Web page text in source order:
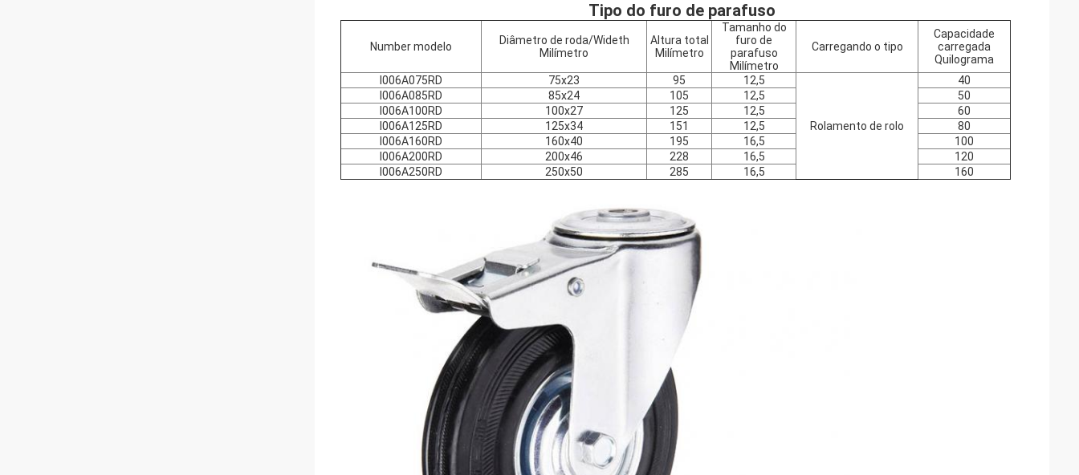
Tipo do furo de parafuso
Number modelo
Diâmetro de roda/Wideth
Milímetro
Altura total
Milímetro
Tamanho do
furo de
parafuso
Milímetro
Carregando o tipo
Capacidade
carregada
Quilograma
I006A075RD
75x23 95 12,5
Rolamento de rolo
40
I006A085RD
85x24 105 12,5
50
I006A100RD
100x27 125 12,5
60
I006A125RD
125x34 151 12,5
80
I006A160RD
160x40 195 16,5
100
I006A200RD
200x46 228 16,5
120
I006A250RD
250x50 285 16,5 160